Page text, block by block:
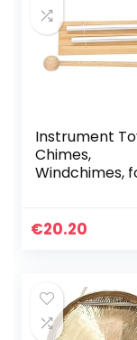
Instrument
Chimes,
Windchimes,
€20.20